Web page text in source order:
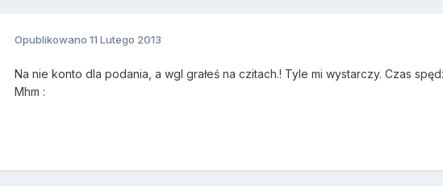
Opublikowano 11 Lutego 2013
Na nie konto dla podania, a wgl grałeś na czitach.! Tyle mi wystarczy. Czas
Mhm :